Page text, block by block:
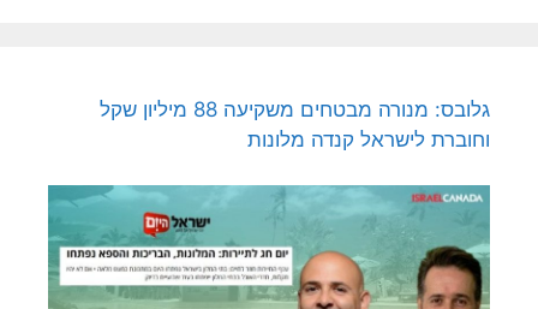
גלובס: מנורה מבטחים משקיעה 88 מיליון שקל
וחוברת לישראל קנדה מלונות